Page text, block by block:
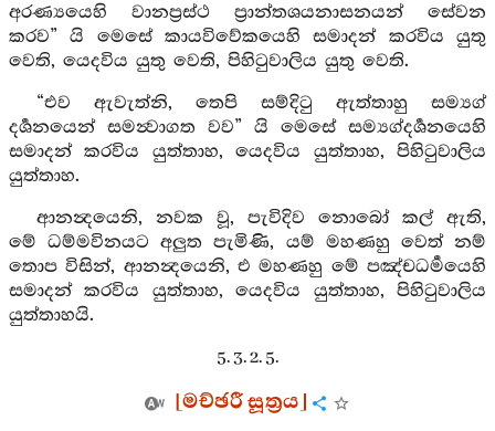
අරණ්‍යයෙහි වානප්‍රස්ථ ප්‍රාන්තශයනාසනයන් සේවන
කරව” යි මෙසේ කායවිවේකයෙහි සමාදන් කරවිය යුතු
වෙති, යෙදවිය යුතු වෙති, පිහිටුවාලිය යුතු වෙති.
“එව ඇවැත්නි, තෙපි සම්දිටු ඇත්තාහු සම්‍යග්
දර්‍ශනයෙන් සමන්‍වාගත වව” යි මෙසේ සම්‍යග්දර්‍ශනයෙහි
සමාදන් කරවිය යුත්තාහ, යෙදවිය යුත්තාහ, පිහිටුවාලිය
යුත්තාහ.
ආනන්‍දයෙනි, නවක වූ, පැවිදිව නොබෝ කල් ඇති,
මේ ධම්මවිනයට අලුත පැමිණි, යම් මහණහු වෙත් නම්
තොප විසින්, ආනන්‍දයෙනි, එ මහණහු මේ පඤ්චධර්‍මයෙහි
සමාදන් කරවිය යුත්තාහ, යෙදවිය යුත්තාහ, පිහිටුවාලිය
යුත්තාහයි.
5. 3. 2. 5.
[මච්ඡරී සූත්‍රය]